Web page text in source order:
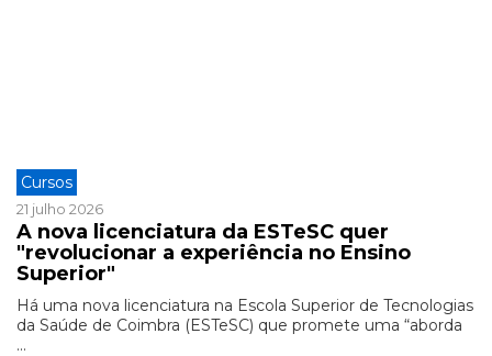
Cursos
21 julho 2026
A nova licenciatura da ESTeSC quer
"revolucionar a experiência no Ensino
Superior"
Há uma nova licenciatura na Escola Superior de Tecnologias
da Saúde de Coimbra (ESTeSC) que promete uma “aborda
...